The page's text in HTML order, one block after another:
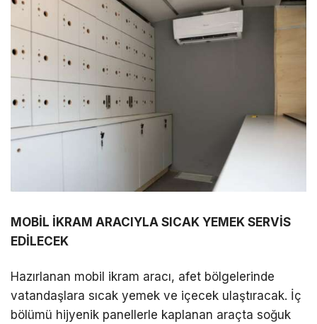
MOBİL İKRAM ARACIYLA SICAK YEMEK SERVİS
EDİLECEK
Hazırlanan mobil ikram aracı, afet bölgelerinde
vatandaşlara sıcak yemek ve içecek ulaştıracak. İç
bölümü hijyenik panellerle kaplanan araçta soğuk